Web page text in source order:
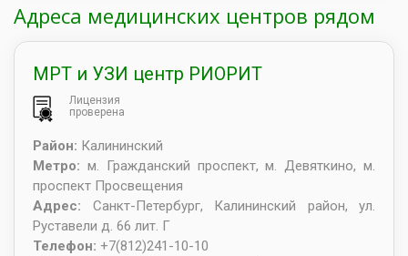
Адреса медицинских центров рядом
МРТ и УЗИ центр РИОРИТ
Лицензия
проверена
Район: Калининский
Метро: м. Гражданский проспект, м. Девяткино, м.
проспект Просвещения
Адрес: Санкт-Петербург, Калининский район, ул.
Руставели д. 66 лит. Г
Телефон: +7(812)241-10-10